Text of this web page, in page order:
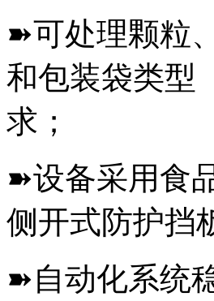
➽可处理颗粒
和包装袋类型
求；
➽设备采用食
侧开式防护挡
➽自动化系统